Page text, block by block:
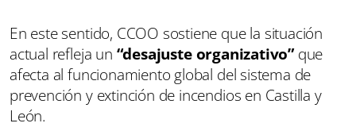
En este sentido, CCOO sostiene que la situación
actual refleja un “desajuste organizativo”que
afecta al funcionamiento global del sistema de
prevención y extinción de incendios en Castilla y
León.